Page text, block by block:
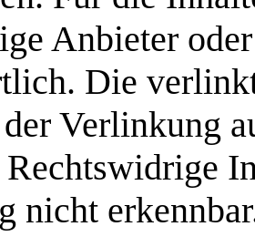
Anbieter
Die
Verlinkung
nicht